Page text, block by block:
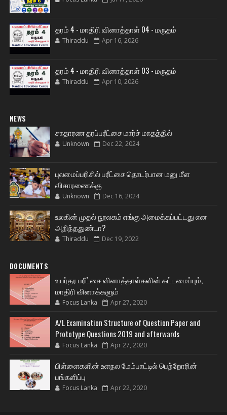
தரம் 4 - மாதிரி வினாத்தாள் 04 - மருதம்
Thiraddu Apr 16, 2026
தரம் 4 - மாதிரி வினாத்தாள் 03 - மருதம்
Thiraddu Apr 10, 2026
NEWS
சாதாரண தரப்பரீட்சை மார்ச் மாதத்தில்
Unknown Dec 22, 2024
புலமைப்பரிசில் பரீட்சை தொடர்பான மனு மீள
விசாரணைக்கு
Unknown Dec 16, 2024
உலகின் முதல் நூலகம் எங்கு அமைக்கப்பட்டது என
அறிந்ததுண்டா?
Thiraddu Dec 19, 2022
DOCUMENTS
உயர்தர பரீட்சை வினாத்தாள்களின் கட்டமைப்பும்,
மாதிரி வினாக்களும்
Focus Lanka Apr 27, 2020
A/L Examination Structure of Question Paper and
Prototype Questions 2019 and afterwards
Focus Lanka Apr 27, 2020
பிள்ளைகளின் உளநல மேம்பாட்டில் பெற்றோரின்
பங்களிப்பு
Focus Lanka Apr 22, 2020